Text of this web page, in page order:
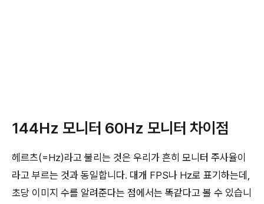
144Hz 모니터 60Hz 모니터 차이점
헤르츠(=Hz)라고 불리는 것은 우리가 흔히 모니터 주사율이
라고 부르는 것과 동일합니다. 대개 FPS나 Hz로 표기하는데,
초당 이미지 수를 알려준다는 점에서는 똑같다고 볼 수 있습니